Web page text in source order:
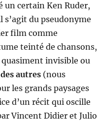
un certain Ken Ruder,
du pseudonyme
film comme
teinté de chansons,
quasiment invisible ou
autres(nous
les grands paysages
d’un récit qui oscille
Vincent Didier et Julio